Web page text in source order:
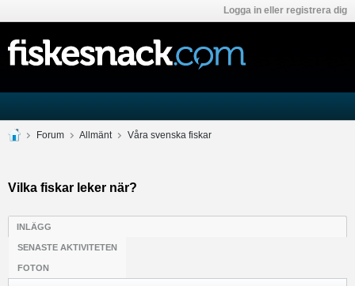
Logga in eller registrera dig
Forum Allmänt Våra svenska fiskar
Vilka fiskar leker när?
INLÄGG
SENASTE AKTIVITETEN
FOTON